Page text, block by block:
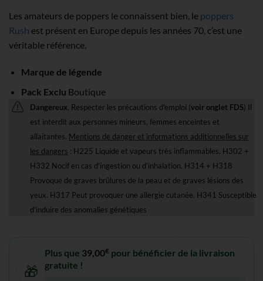
Les amateurs de poppers le connaissent bien, le poppers
Rush est présent en Europe depuis les années 70, c’est une
véritable référence.
Marque de légende
Pack Exclu Boutique
Dangereux, Respecter les précautions d'emploi (voir onglet FDS) Il
est interdit aux personnes mineurs, femmes enceintes et
allaitantes. Mentions de danger et informations additionnelles sur
les dangers : H225 Liquide et vapeurs très inflammables. H302 +
H332 Nocif en cas d’ingestion ou d’inhalation. H314 + H318
Provoque de graves brûlures de la peau et de graves lésions des
yeux. H317 Peut provoquer une allergie cutanée. H341 Susceptible
d'induire des anomalies génétiques
🎁
Plus que 39,00€ pour bénéficier de la livraison
gratuite !